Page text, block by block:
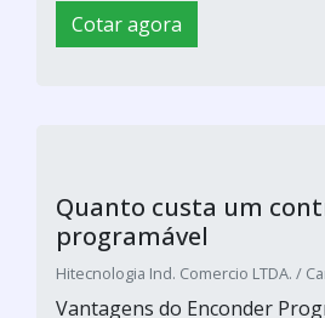
Vantagens do Enconder
sua vasta gama de produtos
maior procura dentre os
Encoders, em especial, o